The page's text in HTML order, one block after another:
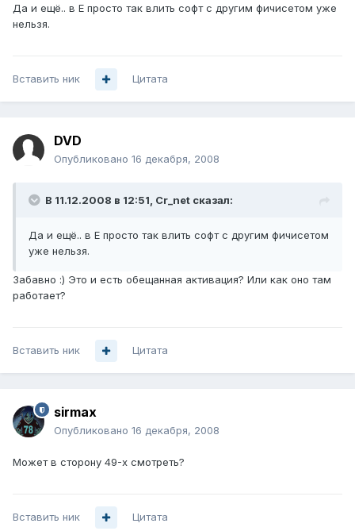
Да и ещё.. в E просто так влить софт с другим фичисетом уже
нельзя.
Вставить ник Цитата
DVD
Опубликовано 16 декабря, 2008
В 11.12.2008 в 12:51, Cr_net сказал:
Да и ещё.. в E просто так влить софт с другим фичисетом
уже нельзя.
Забавно :) Это и есть обещанная активация? Или как оно там
работает?
Вставить ник Цитата
sirmax
Опубликовано 16 декабря, 2008
Может в сторону 49-х смотреть?
Вставить ник Цитата